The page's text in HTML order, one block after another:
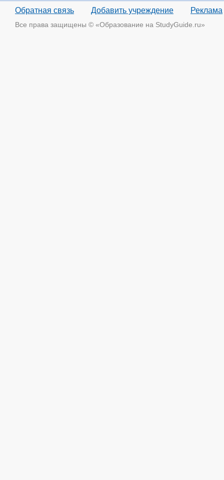
Обратная связь Добавить учреждение Реклама
Все права защищены © «Образование на StudyGuide.ru»